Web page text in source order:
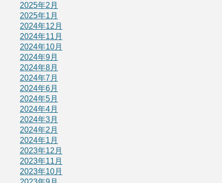
2025年2月
2025年1月
2024年12月
2024年11月
2024年10月
2024年9月
2024年8月
2024年7月
2024年6月
2024年5月
2024年4月
2024年3月
2024年2月
2024年1月
2023年12月
2023年11月
2023年10月